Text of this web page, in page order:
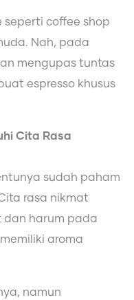
seperti coffee shop
Nah, pada
mengupas tuntas
espresso khusus
Cita Rasa
sudah paham
rasa nikmat
dan harum pada
aroma
namun